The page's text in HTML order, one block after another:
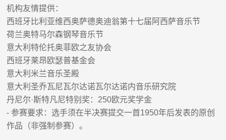
机构友情提供：
西班牙比利亚维西奥萨德奥迪翁第十七届阿西萨音乐节
荷兰奥特马尔森钢琴音乐节
意大利特伦托奥菲欧之友协会
西班牙莱昂欧瑟普基金会
意大利米兰音乐圣殿
意大利圣乔瓦尼瓦尔达诺瓦尔达诺内音乐研究院
丹尼尔·斯特凡尼特别奖： 250欧元奖学金
- 参赛要求：选手须在半决赛提交一首1950年后发表的原创
作品（非强制参赛）。